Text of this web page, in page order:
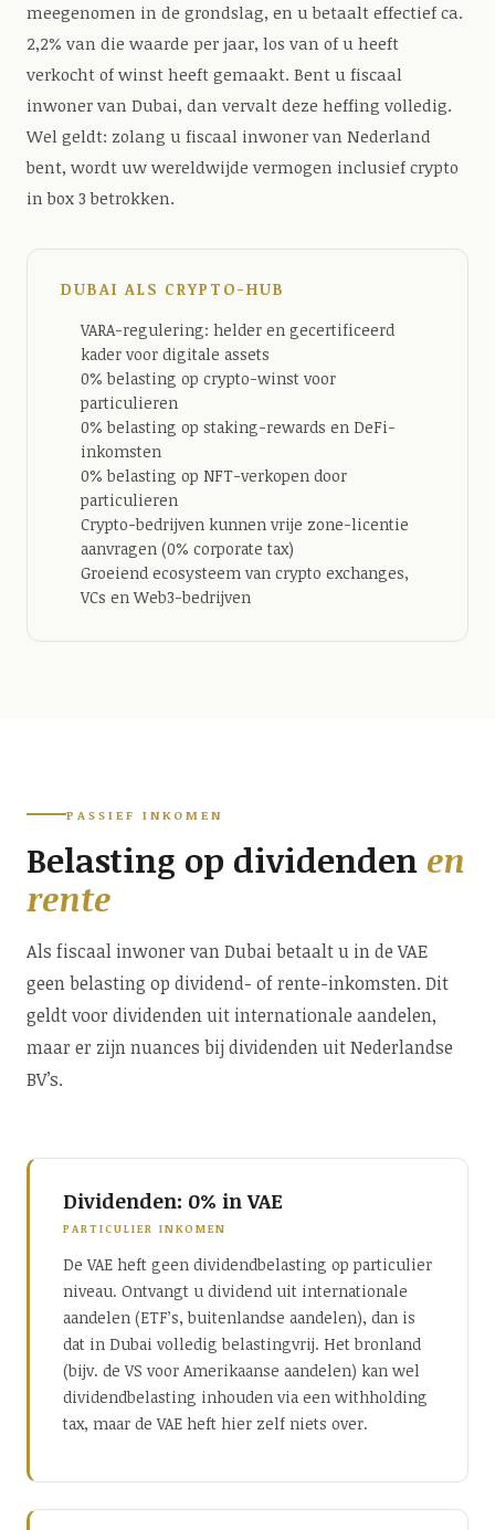
meegenomen in de grondslag, en u betaalt effectief ca.
2,2% van die waarde per jaar, los van of u heeft
verkocht of winst heeft gemaakt. Bent u fiscaal
inwoner van Dubai, dan vervalt deze heffing volledig.
Wel geldt: zolang u fiscaal inwoner van Nederland
bent, wordt uw wereldwijde vermogen inclusief crypto
in box 3 betrokken.
DUBAI ALS CRYPTO-HUB
VARA-regulering: helder en gecertificeerd
kader voor digitale assets
0% belasting op crypto-winst voor
particulieren
0% belasting op staking-rewards en DeFi-
inkomsten
0% belasting op NFT-verkopen door
particulieren
Crypto-bedrijven kunnen vrije zone-licentie
aanvragen (0% corporate tax)
Groeiend ecosysteem van crypto exchanges,
VCs en Web3-bedrijven
PASSIEF INKOMEN
Belasting op dividenden en
rente
Als fiscaal inwoner van Dubai betaalt u in de VAE
geen belasting op dividend- of rente-inkomsten. Dit
geldt voor dividenden uit internationale aandelen,
maar er zijn nuances bij dividenden uit Nederlandse
BV’s.
Dividenden: 0% in VAE
PARTICULIER INKOMEN
De VAE heft geen dividendbelasting op particulier
niveau. Ontvangt u dividend uit internationale
aandelen (ETF’s, buitenlandse aandelen), dan is
dat in Dubai volledig belastingvrij. Het bronland
(bijv. de VS voor Amerikaanse aandelen) kan wel
dividendbelasting inhouden via een withholding
tax, maar de VAE heft hier zelf niets over.